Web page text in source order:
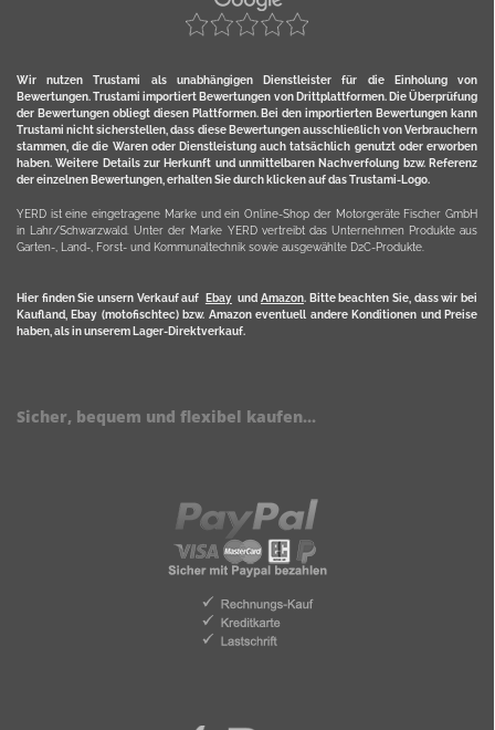
Wir nutzen Trustami als unabhängigen Dienstleister für die Einholung von
Bewertungen. Trustami importiert Bewertungen von Drittplattformen. Die Überprüfung
der Bewertungen obliegt diesen Plattformen. Bei den importierten Bewertungen kann
Trustami nicht sicherstellen, dass diese Bewertungen ausschließlich von Verbrauchern
stammen, die die Waren oder Dienstleistung auch tatsächlich genutzt oder erworben
haben. Weitere Details zur Herkunft und unmittelbaren Nachverfolung bzw. Referenz
der einzelnen Bewertungen, erhalten Sie durch klicken auf das Trustami-Logo.
YERD ist eine eingetragene Marke und ein Online-Shop der Motorgeräte Fischer GmbH
in Lahr/Schwarzwald. Unter der Marke YERD vertreibt das Unternehmen Produkte aus
Garten-, Land-, Forst- und Kommunaltechnik sowie ausgewählte D2C-Produkte.
Hier finden Sie unsern Verkauf auf Ebayund Amazon. Bitte beachten Sie, dass wir bei
Kaufland, Ebay (motofischtec) bzw. Amazon eventuell andere Konditionen und Preise
haben, als in unserem Lager-Direktverkauf.
Sicher, bequem und flexibel kaufen...